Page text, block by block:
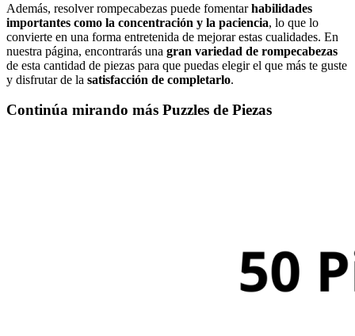
Además, resolver rompecabezas puede fomentarhabilidades
importantes como la concentración y la paciencia, lo que lo
convierte en una forma entretenida de mejorar estas cualidades. En
nuestra página, encontrarás una gran variedad de rompecabezas
de esta cantidad de piezas para que puedas elegir el que más te guste
y disfrutar de la satisfacción de completarlo.
Continúa mirando más Puzzles de Piezas